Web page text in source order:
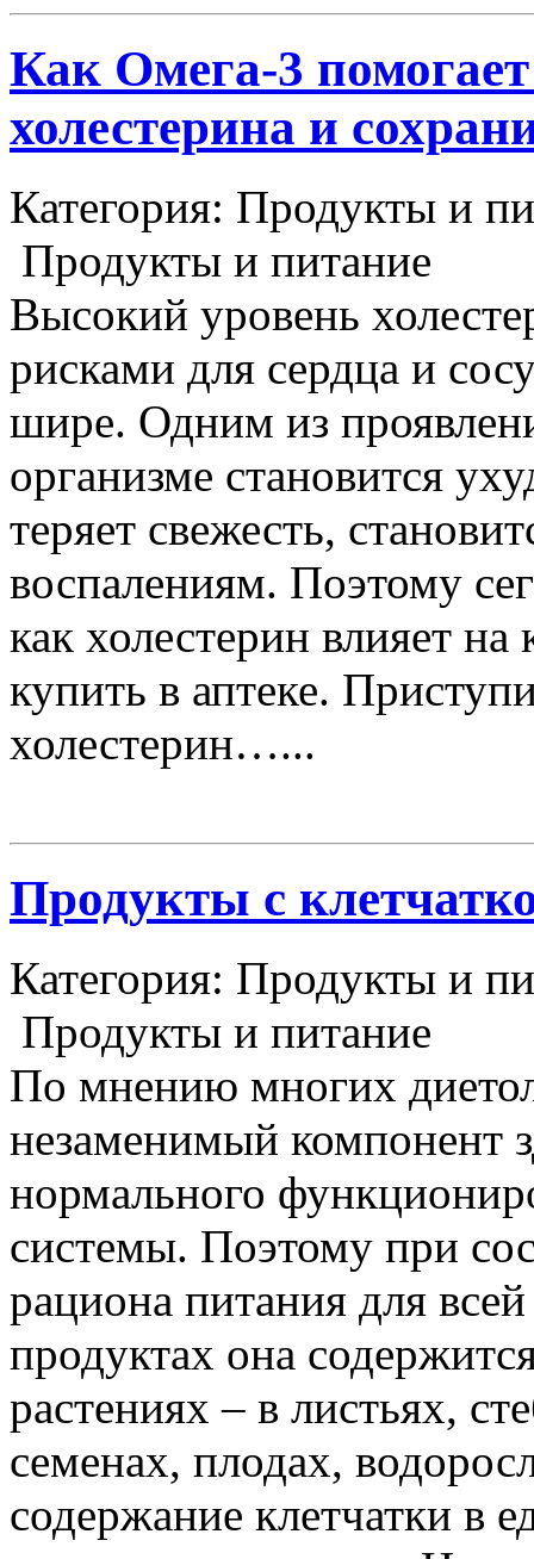
Как Омега-3
холестерина и
Категория: Продукты и
Продукты и питание
Высокий уровень
рисками для сердца и
шире. Одним из
организме становится
теряет свежесть,
воспалениям. Поэтому
как холестерин влияет
купить в аптеке.
холестерин…...
Продукты с
Категория: Продукты и
Продукты и питание
По мнению многих
незаменимый компонент
нормального
системы. Поэтому при
рациона питания для
продуктах она
растениях – в листьях,
семенах, плодах,
содержание клетчатки в